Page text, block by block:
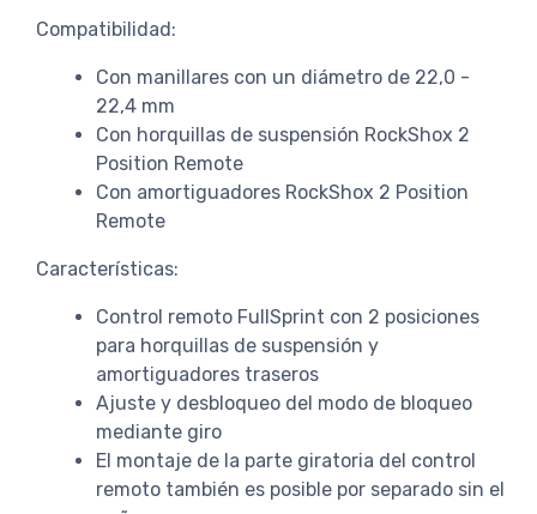
Compatibilidad:
Con manillares con un diámetro de 22,0 -
22,4 mm
Con horquillas de suspensión RockShox 2
Position Remote
Con amortiguadores RockShox 2 Position
Remote
Características:
Control remoto FullSprint con 2 posiciones
para horquillas de suspensión y
amortiguadores traseros
Ajuste y desbloqueo del modo de bloqueo
mediante giro
El montaje de la parte giratoria del control
remoto también es posible por separado sin el